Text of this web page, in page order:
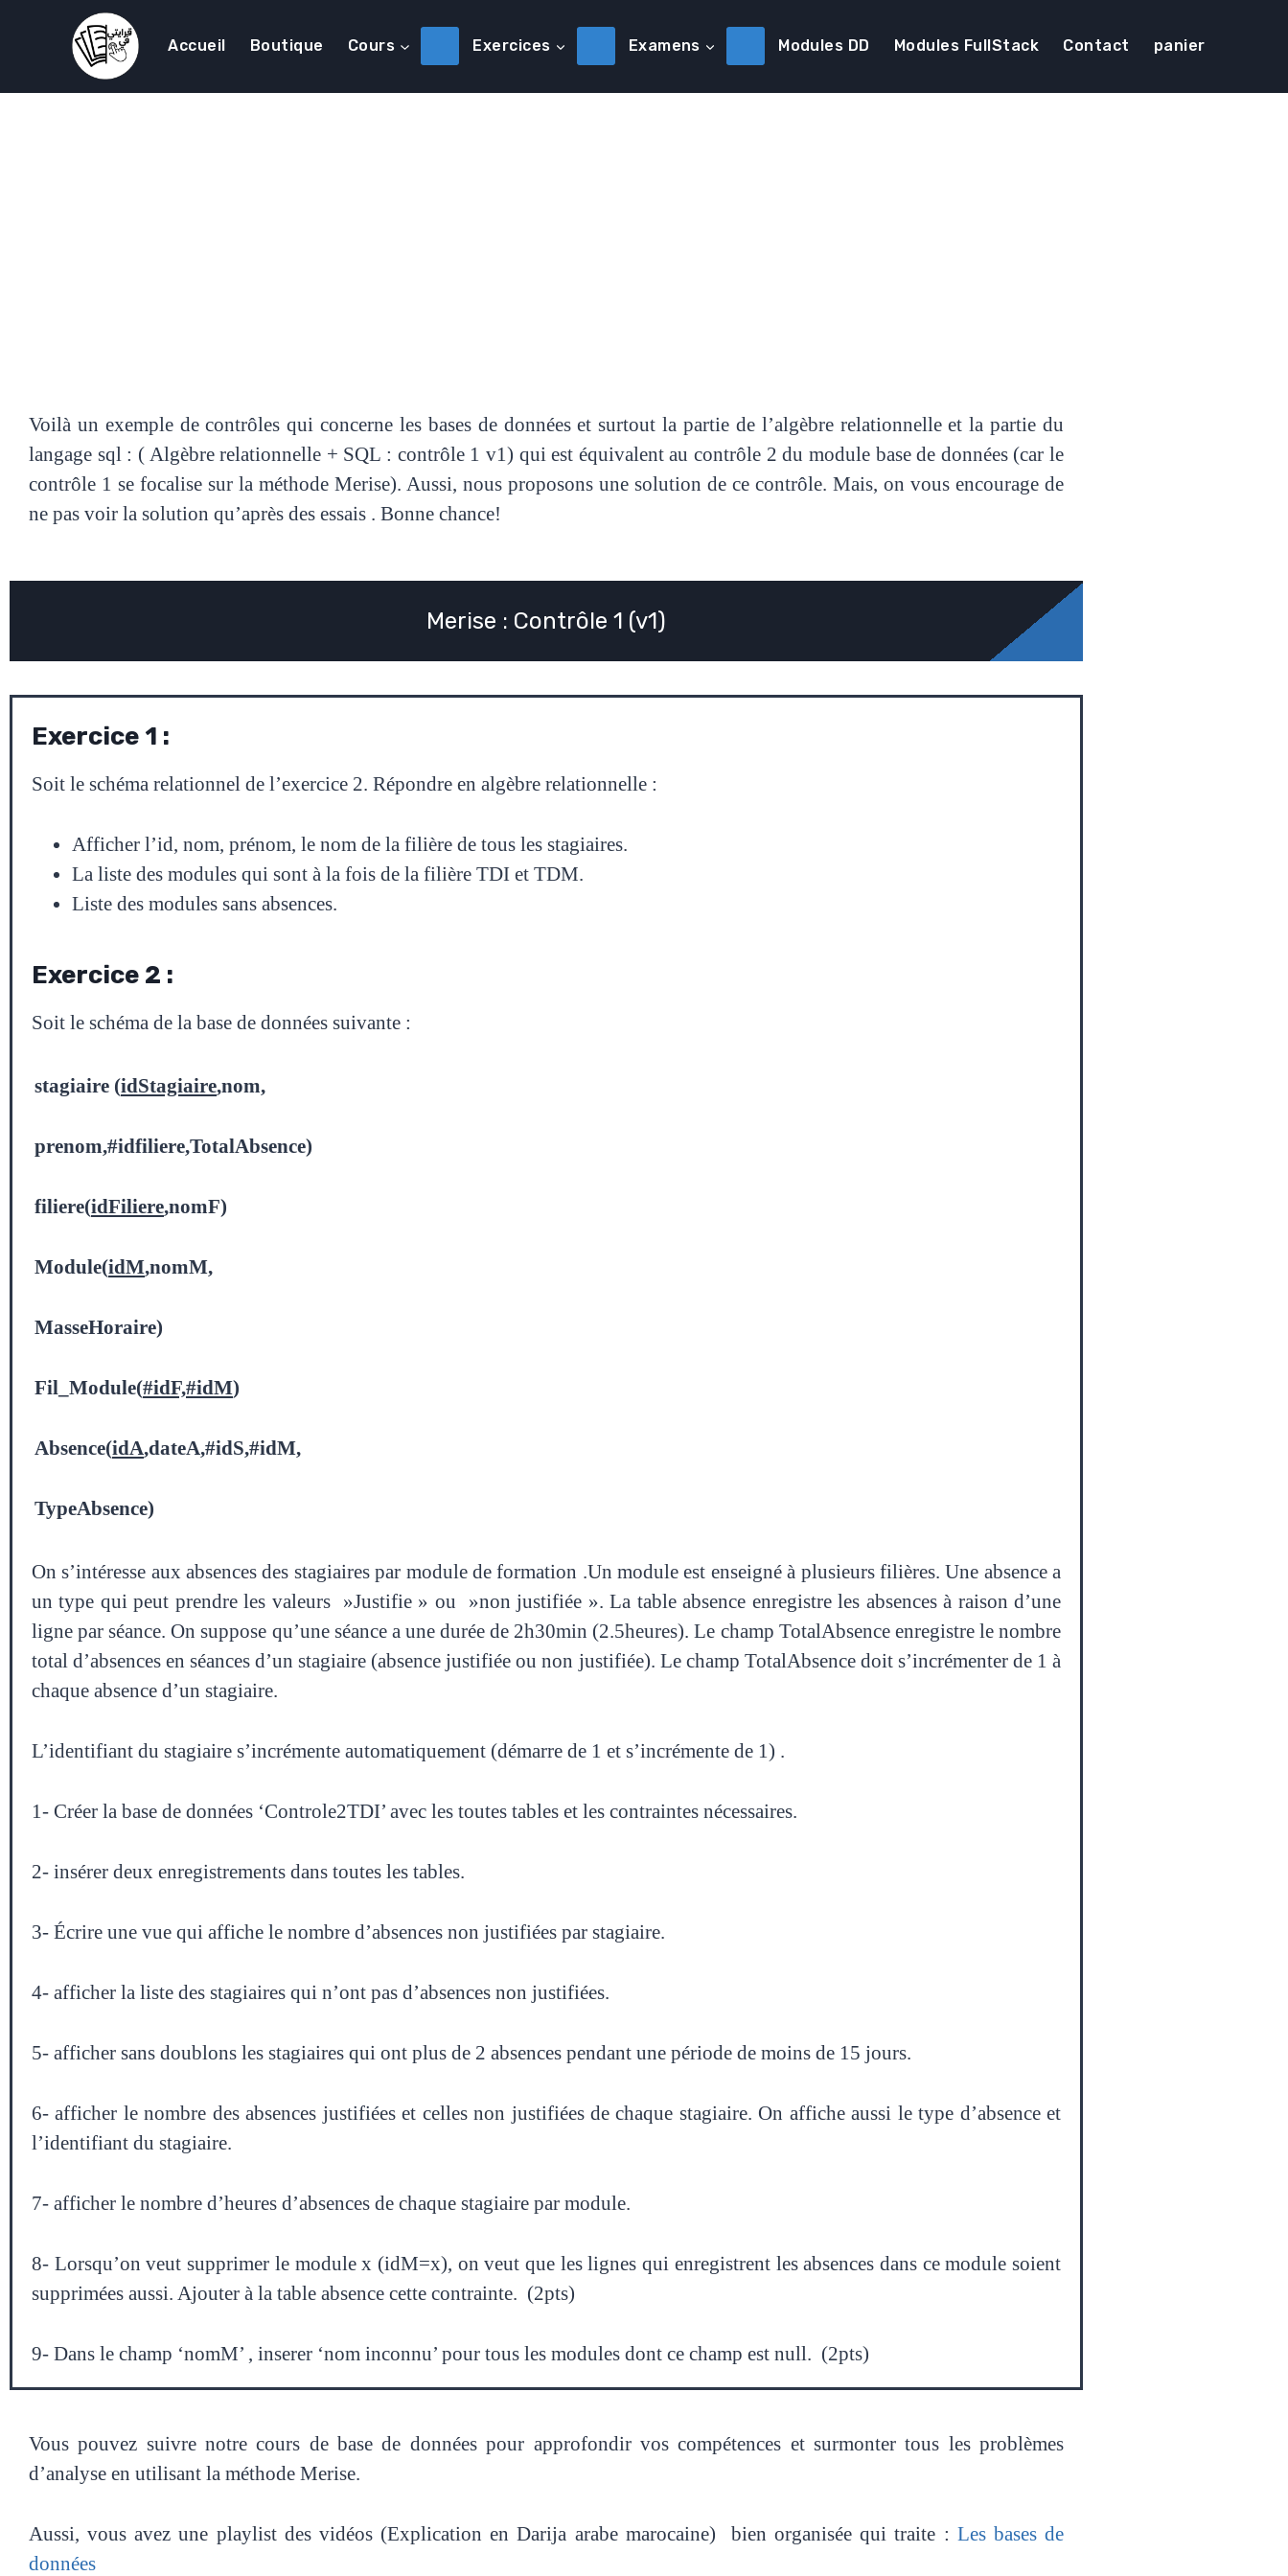
Accueil Boutique Cours Exercices Examens Modules DD Modules FullStack Contact panier
Voilà un exemple de contrôles qui concerne les bases de données et surtout la partie de l’algèbre relationnelle et la partie du
langage sql : ( Algèbre relationnelle + SQL : contrôle 1 v1) qui est équivalent au contrôle 2 du module base de données (car le
contrôle 1 se focalise sur la méthode Merise). Aussi, nous proposons une solution de ce contrôle. Mais, on vous encourage de
ne pas voir la solution qu’après des essais . Bonne chance!
Merise : Contrôle 1 (v1)
Exercice 1 :
Soit le schéma relationnel de l’exercice 2. Répondre en algèbre relationnelle :
Afficher l’id, nom, prénom, le nom de la filière de tous les stagiaires.
La liste des modules qui sont à la fois de la filière TDI et TDM.
Liste des modules sans absences.
Exercice 2 :
Soit le schéma de la base de données suivante :
stagiaire (idStagiaire,nom,
prenom,#idfiliere,TotalAbsence)
filiere(idFiliere,nomF)
Module(idM,nomM,
MasseHoraire)
Fil_Module(#idF,#idM)
Absence(idA,dateA,#idS,#idM,
TypeAbsence)
On s’intéresse aux absences des stagiaires par module de formation .Un module est enseigné à plusieurs filières. Une absence a
un type qui peut prendre les valeurs »Justifie » ou »non justifiée ». La table absence enregistre les absences à raison d’une
ligne par séance. On suppose qu’une séance a une durée de 2h30min (2.5heures). Le champ TotalAbsence enregistre le nombre
total d’absences en séances d’un stagiaire (absence justifiée ou non justifiée). Le champ TotalAbsence doit s’incrémenter de 1 à
chaque absence d’un stagiaire.
L’identifiant du stagiaire s’incrémente automatiquement (démarre de 1 et s’incrémente de 1) .
1- Créer la base de données ‘Controle2TDI’ avec les toutes tables et les contraintes nécessaires.
2- insérer deux enregistrements dans toutes les tables.
3- Écrire une vue qui affiche le nombre d’absences non justifiées par stagiaire.
4- afficher la liste des stagiaires qui n’ont pas d’absences non justifiées.
5- afficher sans doublons les stagiaires qui ont plus de 2 absences pendant une période de moins de 15 jours.
6- afficher le nombre des absences justifiées et celles non justifiées de chaque stagiaire. On affiche aussi le type d’absence et
l’identifiant du stagiaire.
7- afficher le nombre d’heures d’absences de chaque stagiaire par module.
8- Lorsqu’on veut supprimer le module x (idM=x), on veut que les lignes qui enregistrent les absences dans ce module soient
supprimées aussi. Ajouter à la table absence cette contrainte. (2pts)
9- Dans le champ ‘nomM’ , inserer ‘nom inconnu’ pour tous les modules dont ce champ est null. (2pts)
Vous pouvez suivre notre cours de base de données pour approfondir vos compétences et surmonter tous les problèmes
d’analyse en utilisant la méthode Merise.
Aussi, vous avez une playlist des vidéos (Explication en Darija arabe marocaine) bien organisée qui traite : Les bases de
données